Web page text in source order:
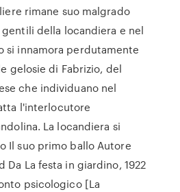
rimane suo malgrado
della locandiera e nel
si innamora perdutamente
gelosie di Fabrizio, del
che individuano nel
l'interlocutore
La locandiera si
Il suo primo ballo Autore
Da La festa in giardino, 1922
psicologico [La